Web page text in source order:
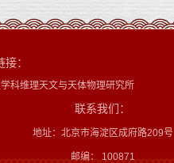
：
科维理天文与天体物理研究所
联系我们：
地址：北京市海淀区成府路209号
邮编： 100871